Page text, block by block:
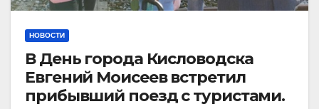
НОВОСТИ
В День города Кисловодска
Евгений Моисеев встретил
прибывший поезд с туристами.